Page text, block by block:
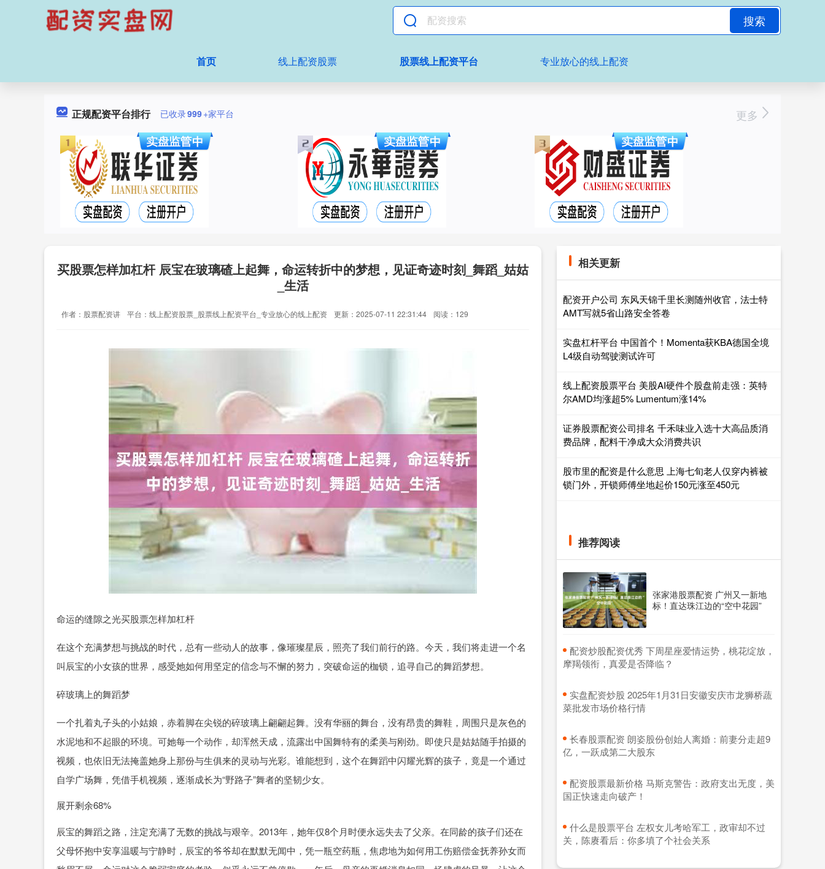
搜索
首页 线上配资股票 股票线上配资平台 专业放心的线上配资
正规配资平台排行 已收录999+家平台 更多
买股票怎样加杠杆 辰宝在玻璃碴上起舞，命运转折中的梦想，见证奇迹时刻_舞蹈_姑姑
_生活
作者：股票配资讲 平台：线上配资股票_股票线上配资平台_专业放心的线上配资 更新：2025-07-11 22:31:44 阅读：129
命运的缝隙之光买股票怎样加杠杆
在这个充满梦想与挑战的时代，总有一些动人的故事，像璀璨星辰，照亮了我们前行的路。今天，我们将走进一个名
叫辰宝的小女孩的世界，感受她如何用坚定的信念与不懈的努力，突破命运的枷锁，追寻自己的舞蹈梦想。
碎玻璃上的舞蹈梦
一个扎着丸子头的小姑娘，赤着脚在尖锐的碎玻璃上翩翩起舞。没有华丽的舞台，没有昂贵的舞鞋，周围只是灰色的
水泥地和不起眼的环境。可她每一个动作，却浑然天成，流露出中国舞特有的柔美与刚劲。即使只是姑姑随手拍摄的
视频，也依旧无法掩盖她身上那份与生俱来的灵动与光彩。谁能想到，这个在舞蹈中闪耀光辉的孩子，竟是一个通过
自学广场舞，凭借手机视频，逐渐成长为“野路子”舞者的坚韧少女。
展开剩余68%
辰宝的舞蹈之路，注定充满了无数的挑战与艰辛。2013年，她年仅8个月时便永远失去了父亲。在同龄的孩子们还在
父母怀抱中安享温暖与宁静时，辰宝的爷爷却在默默无闻中，凭一瓶空药瓶，焦虑地为如何用工伤赔偿金抚养孙女而
相关更新
配资开户公司 东风天锦千里长测随州收官，法士特
AMT写就5省山路安全答卷
实盘杠杆平台 中国首个！Momenta获KBA德国全境
L4级自动驾驶测试许可
线上配资股票平台 美股AI硬件个股盘前走强：英特
尔AMD均涨超5% Lumentum涨14%
证券股票配资公司排名 千禾味业入选十大高品质消
费品牌，配料干净成大众消费共识
股市里的配资是什么意思 上海七旬老人仅穿内裤被
锁门外，开锁师傅坐地起价150元涨至450元
推荐阅读
张家港股票配资 广州又一新地
标！直达珠江边的“空中花园”
​配资炒股配资优秀 下周星座爱情运势，桃花绽放，
摩羯领衔，真爱是否降临？
​实盘配资炒股 2025年1月31日安徽安庆市龙狮桥蔬
菜批发市场价格行情
​长春股票配资 朗姿股份创始人离婚：前妻分走超9
亿，一跃成第二大股东
​配资股票最新价格 马斯克警告：政府支出无度，美
国正快速走向破产！
​什么是股票平台 左权女儿考哈军工，政审却不过
关，陈赓看后：你多填了个社会关系